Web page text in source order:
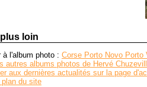
loin
à l'album photo : Corse Porto Novo Porto
autres albums photos de Hervé
aux dernières actualités sur la page
plan du site